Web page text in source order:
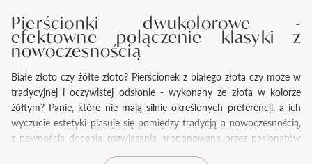
Pierścionki dwukolorowe -
efektowne połączenie klasyki z
nowoczesnością
Białe złoto czy żółte złoto? Pierścionek z białego złota czy może w
tradycyjnej i oczywistej odsłonie - wykonany ze złota w kolorze
żółtym? Panie, które nie mają silnie określonych preferencji, a ich
wyczucie estetyki plasuje się pomiędzy tradycją a nowoczesnością,
z pewnością docenią rozwiązania proponowane przez pasjonatów
jubilerstwa, którzy odpowiadają za projekty pierścionków Auroria.